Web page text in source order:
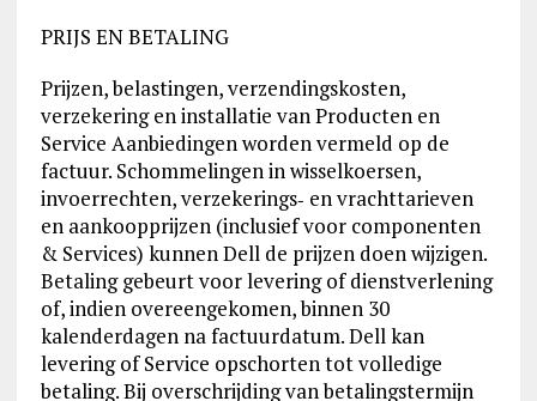
PRIJS EN BETALING
Prijzen, belastingen, verzendingskosten,
verzekering en installatie van Producten en
Service Aanbiedingen worden vermeld op de
factuur. Schommelingen in wisselkoersen,
invoerrechten, verzekerings‑ en vrachttarieven
en aankoopprijzen (inclusief voor componenten
& Services) kunnen Dell de prijzen doen wijzigen.
Betaling gebeurt voor levering of dienstverlening
of, indien overeengekomen, binnen 30
kalenderdagen na factuurdatum. Dell kan
levering of Service opschorten tot volledige
betaling. Bij overschrijding van betalingstermijn